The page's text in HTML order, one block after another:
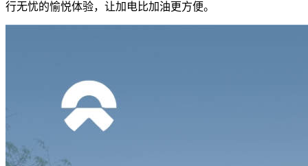
行无忧的愉悦体验，让加电比加油更方便。